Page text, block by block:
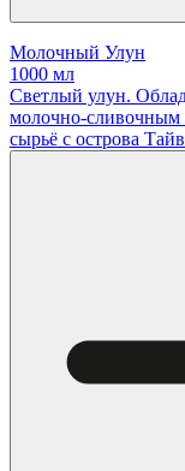
Молочный Улун
1000 мл
Светлый улун.
молочно-сливочным
сырьё с острова